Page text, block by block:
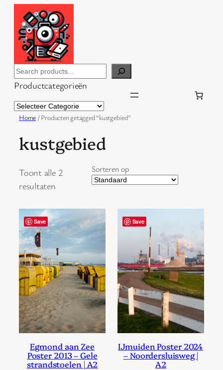
inhoud
Search
Productcategorieën
Home / Producten getagged “kustgebied”
kustgebied
Toont alle 2
resultaten
Sorteren op
Save
Egmond aan Zee
Poster 2013 – Gele
strandstoelen | A2
Save
IJmuiden Poster 2024
– Noordersluisweg |
A2